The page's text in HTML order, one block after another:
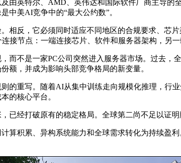
由英特尔、AMD、英伟达和国际软件厂商主导
中美AI竞争中的“最大公约数”。
相反，它必须同时适应不同地区的合规要求、芯
接节点：一端连接芯片、软件和服务器架构，另
而不是一家PC公司突然进入服务器市场。过去
额，并成为影响头部竞争格局的新变量。
的重写。随着AI从集中训练走向规模化推理，行
的核心平台。
已经打破原有的稳定格局。全球第二尚不足以证
算积累、异构系统能力和全球需求转化为持续盈